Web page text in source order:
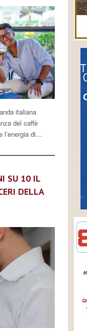
italiana
del caffè
l’energia di…
SU 10 IL
DELLA